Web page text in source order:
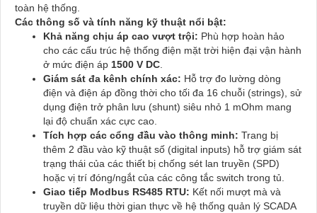
toàn hệ thống.
Các thông số và tính năng kỹ thuật nổi bật:
Khả năng chịu áp cao vượt trội: Phù hợp hoàn hảo
cho các cấu trúc hệ thống điện mặt trời hiện đại vận hành
ở mức điện áp 1500 V DC
Giám sát đa kênh chính xác: Hỗ trợ đo lường dòng
điện và điện áp đồng thời cho tối đa 16 chuỗi (strings), sử
dụng điện trở phân lưu (shunt) siêu nhỏ 1 mOhm mang
lại độ chuẩn xác cực cao.
Tích hợp các cổng đầu vào thông minh: Trang bị
thêm 2 đầu vào kỹ thuật số (digital inputs) hỗ trợ giám sát
trạng thái của các thiết bị chống sét lan truyền (SPD)
hoặc vị trí đóng/ngắt của các công tắc switch trong tủ.
Giao tiếp Modbus RS485 RTU: Kết nối mượt mà và
truyền dữ liệu thời gian thực về hệ thống quản lý SCADA